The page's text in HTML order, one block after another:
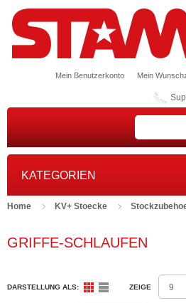
Mein Benutzerkonto Mein
KATEGORIEN
Home KV+ Stoecke
GRIFFE-SCHLAUFEN
DARSTELLUNG ALS: ZEIGE